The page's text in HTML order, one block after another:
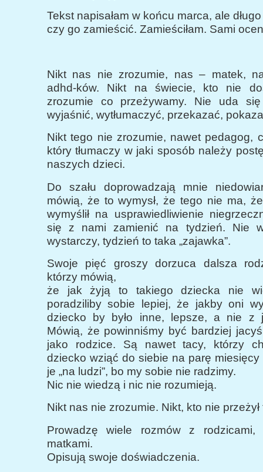
Tekst napisałam w końcu marca, ale
czy go zamieścić. Zamieściłam. Sami
Nikt nas nie zrozumie, nas – matek,
adhd-ków. Nikt na świecie, kto nie
zrozumie co przeżywamy. Nie uda
wyjaśnić, wytłumaczyć, przekazać,
Nikt tego nie zrozumie, nawet pedagog,
który tłumaczy w jaki sposób należy
naszych dzieci.
Do szału doprowadzają mnie
mówią, że to wymysł, że tego nie ma,
wymyślił na usprawiedliwienie
się z nami zamienić na tydzień. Nie
wystarczy, tydzień to taka „zajawka”.
Swoje pięć groszy dorzuca dalsza
którzy mówią,
że jak żyją to takiego dziecka nie
poradziliby sobie lepiej, że jakby oni
dziecko by było inne, lepsze, a nie z
Mówią, że powinniśmy być bardziej
jako rodzice. Są nawet tacy, którzy
dziecko wziąć do siebie na parę miesięcy
je „na ludzi”, bo my sobie nie radzimy.
Nic nie wiedzą i nic nie rozumieją.
Nikt nas nie zrozumie. Nikt, kto nie
Prowadzę wiele rozmów z rodzicami,
matkami.
Opisują swoje doświadczenia.